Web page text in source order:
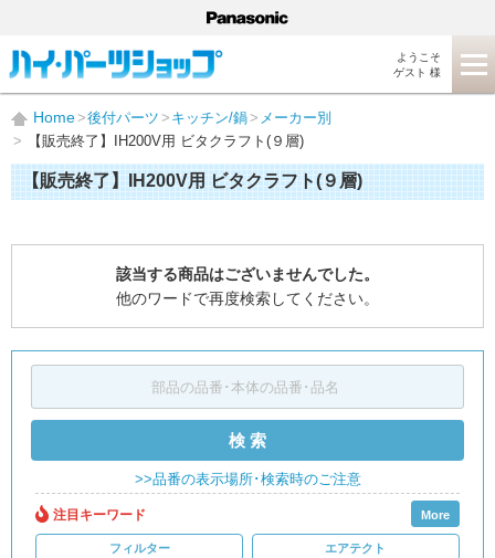
ようこそ
ゲスト 様
Home 後付パーツ キッチン/鍋
メーカー別
【販売終了】IH200V用 ビタクラフト(９層)
【販売終了】IH200V用 ビタクラフト(９層)
該当する商品はございませんでした。
他のワードで再度検索してください。
検 索
>>品番の表示場所･検索時のご注意
注目キーワード More
フィルター エアテクト